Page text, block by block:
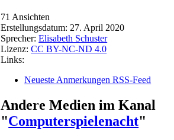
71 Ansichten
Erstellungsdatum: 27. April 2020
Sprecher: Elisabeth Schuster
Lizenz: CC BY-NC-ND 4.0
Links:
Neueste Anmerkungen RSS-Feed
Andere Medien im Kanal
"Computerspielenacht"